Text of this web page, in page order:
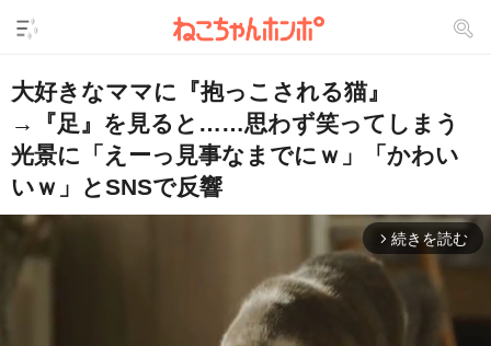
大好きなママに『抱っこされる猫』
→『足』を見ると……思わず笑ってしまう
光景に「えーっ見事なまでにｗ」「かわい
いｗ」とSNSで反響
arrow_forward_ios 続きを読む